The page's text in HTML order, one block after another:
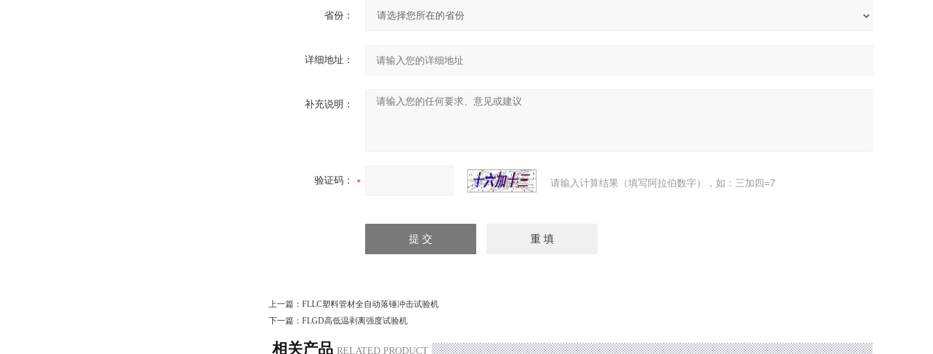
省份：
详细地址：
补充说明：
验证码： 请输入计算结果（填写阿拉伯数字），如：三加四=7
上一篇： FLLC塑料管材全自动落锤冲击试验机
下一篇： FLGD高低温剥离强度试验机
相关产品 RELATED PRODUCT